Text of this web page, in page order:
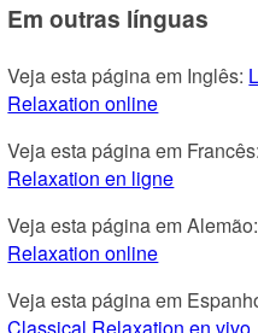
Em outras línguas
Veja esta página em Inglês:
Relaxation online
Veja esta página em Francês:
Relaxation en ligne
Veja esta página em Alemão:
Relaxation online
Veja esta página em
Classical Relaxation en vivo